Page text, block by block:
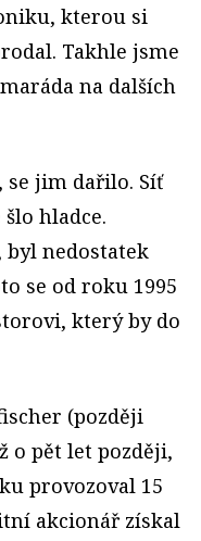
kterou si
Takhle jsme
na dalších
se jim dařilo. Síť
hladce.
byl nedostatek
se od roku 1995
který by do
(později
o pět let později,
provozoval 15
akcionář získal